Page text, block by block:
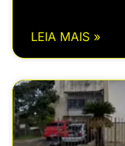
LEIA MAIS »